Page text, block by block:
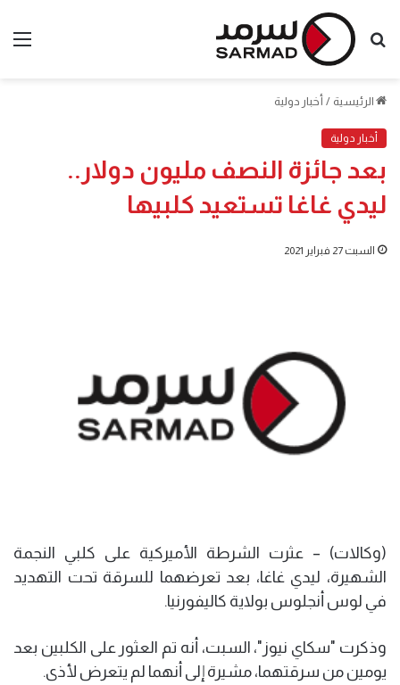
بحث
الرئيسية / أخبار دولية
أخبار دولية
بعد جائزة النصف مليون دولار..
ليدي غاغا تستعيد كلبيها
السبت 27 فبراير 2021
(وكالات) – عثرت الشرطة الأميركية على كلبي النجمة
الشهيرة، ليدي غاغا، بعد تعرضهما للسرقة تحت التهديد
في لوس أنجلوس بولاية كاليفورنيا.
وذكرت "سكاي نيوز"، السبت، أنه تم العثور على الكلبين بعد
يومين من سرقتهما، مشيرة إلى أنهما لم يتعرض لأذى.